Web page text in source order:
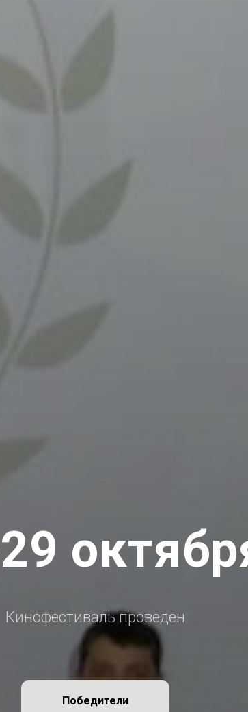
Кинофестиваль проведен
Победители